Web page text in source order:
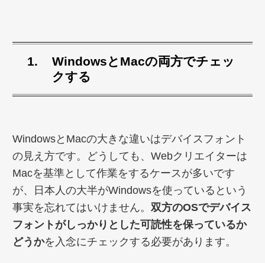
WindowsとMacの両方でチェッ
クする
WindowsとMacの大きな違いはデバイスフォント
の見え方です。どうしても、Webクリエイターは
Macを基準として作業をするケースが多いです
が、日本人の大半がWindowsを使っているという
事実を忘れてはいけません。 双方のOSでデバイス
フォントがしっかりとした可読性を保っているか
どうかを入念にチェックする必要があります。